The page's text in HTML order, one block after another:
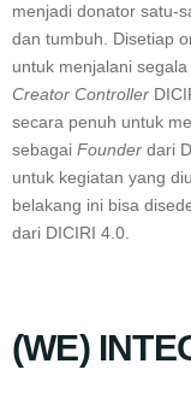
menjadi donator satu-
dan tumbuh. Disetiap
untuk menjalani
Creator Controller
secara penuh untuk
sebagai Founder dari
untuk kegiatan yang
belakang ini bisa
dari DICIRI 4.0.
(WE)